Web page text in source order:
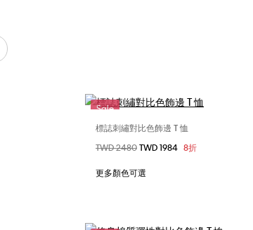
Sale
選擇您的尺碼
XXS
XS
標誌刺繡對比色飾邊 T 恤
價格扣減從
TWD 2480至
TWD 1984 8折
更多顏色可選